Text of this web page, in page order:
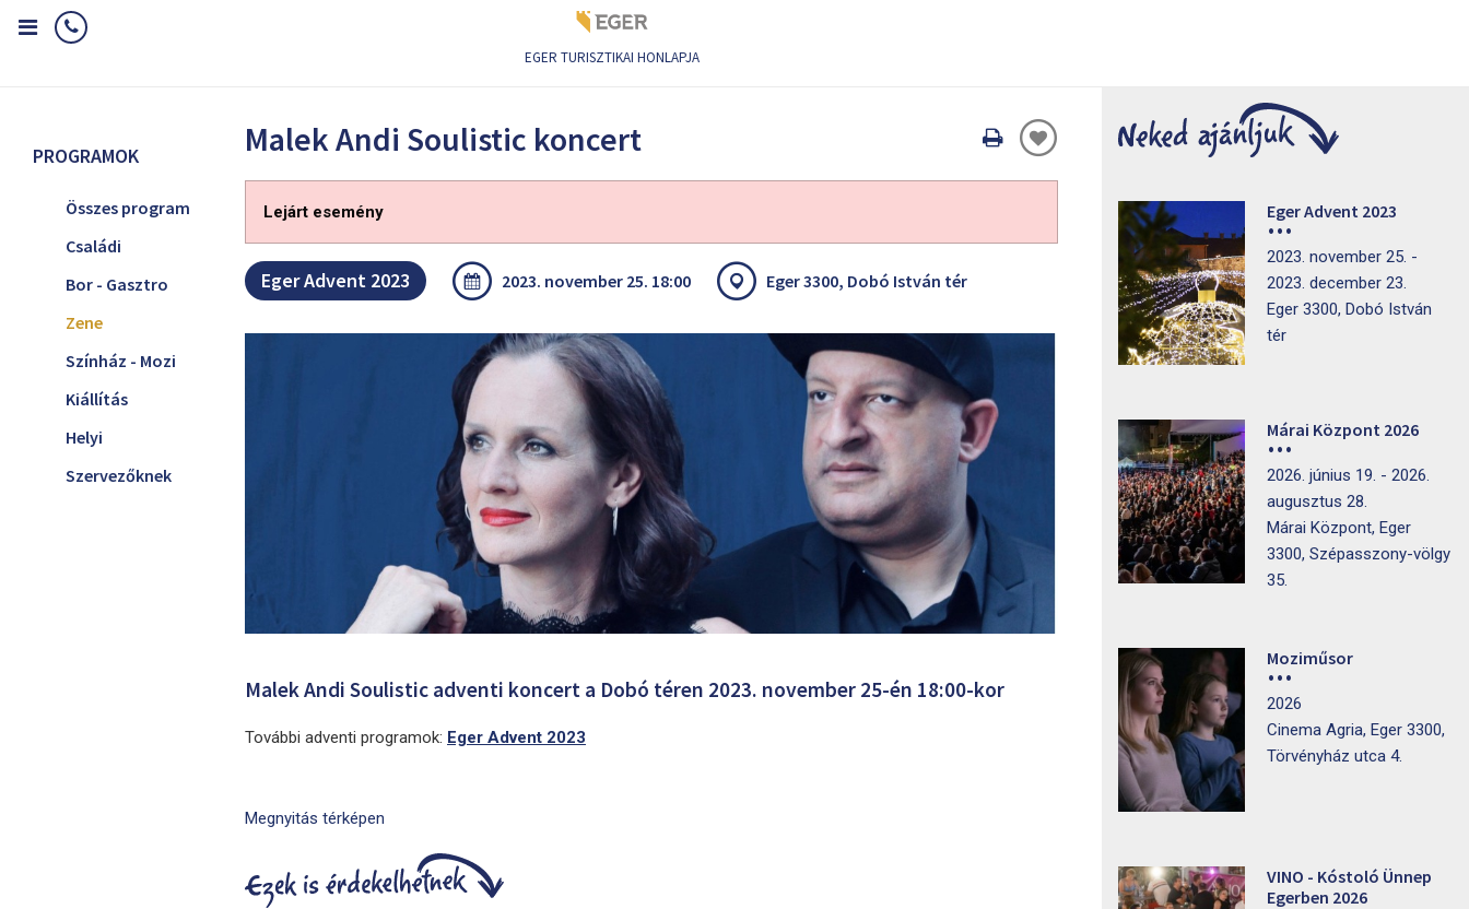
EGER TURISZTIKAI HONLAPJA
PROGRAMOK
Összes program
Családi
Bor - Gasztro
Zene
Színház - Mozi
Kiállítás
Helyi
Szervezőknek
Malek Andi Soulistic koncert
Oldal
Lejárt esemény
Eger Advent 2023 2023. november 25. 18:00 Eger 3300, Dobó István tér
Malek Andi Soulistic adventi koncert a Dobó téren 2023. november 25-én 18:00-kor
További adventi programok: Eger Advent 2023
Megnyitás térképen
Eger Advent 2023
2023. november 25. -
2023. december 23.
Eger 3300, Dobó István
tér
Márai Központ 2026
2026. június 19. - 2026.
augusztus 28.
Márai Központ, Eger
3300, Szépasszony-völgy
35.
Moziműsor
2026
Cinema Agria, Eger 3300,
Törvényház utca 4.
VINO - Kóstoló Ünnep
Egerben 2026